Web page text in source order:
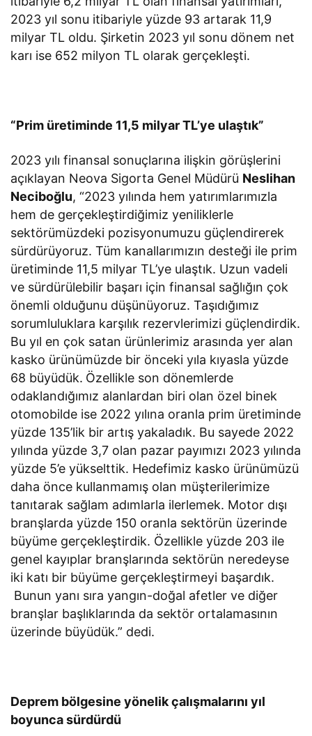
2023 yıl sonu itibariyle yüzde 93 artarak 11,9
milyar TL oldu. Şirketin 2023 yıl sonu dönem net
karı ise 652 milyon TL olarak gerçekleşti.
“Prim üretiminde 11,5 milyar TL’ye ulaştık”
2023 yılı finansal sonuçlarına ilişkin görüşlerini
açıklayan Neova Sigorta Genel Müdürü Neslihan
Neciboğlu, “2023 yılında hem yatırımlarımızla
hem de gerçekleştirdiğimiz yeniliklerle
sektörümüzdeki pozisyonumuzu güçlendirerek
sürdürüyoruz. Tüm kanallarımızın desteği ile prim
üretiminde 11,5 milyar TL’ye ulaştık. Uzun vadeli
ve sürdürülebilir başarı için finansal sağlığın çok
önemli olduğunu düşünüyoruz. Taşıdığımız
sorumluluklara karşılık rezervlerimizi güçlendirdik.
Bu yıl en çok satan ürünlerimiz arasında yer alan
kasko ürünümüzde bir önceki yıla kıyasla yüzde
68 büyüdük. Özellikle son dönemlerde
odaklandığımız alanlardan biri olan özel binek
otomobilde ise 2022 yılına oranla prim üretiminde
yüzde 135’lik bir artış yakaladık. Bu sayede 2022
yılında yüzde 3,7 olan pazar payımızı 2023 yılında
yüzde 5’e yükselttik. Hedefimiz kasko ürünümüzü
daha önce kullanmamış olan müşterilerimize
tanıtarak sağlam adımlarla ilerlemek. Motor dışı
branşlarda yüzde 150 oranla sektörün üzerinde
büyüme gerçekleştirdik. Özellikle yüzde 203 ile
genel kayıplar branşlarında sektörün neredeyse
iki katı bir büyüme gerçekleştirmeyi başardık.
Bunun yanı sıra yangın-doğal afetler ve diğer
branşlar başlıklarında da sektör ortalamasının
üzerinde büyüdük.” dedi.
Deprem bölgesine yönelik çalışmalarını yıl
boyunca sürdürdü